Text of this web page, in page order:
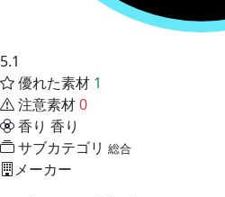
5.1
優れた素材 1
注意素材0
香り 香り
サブカテゴリ 総合
メーカー